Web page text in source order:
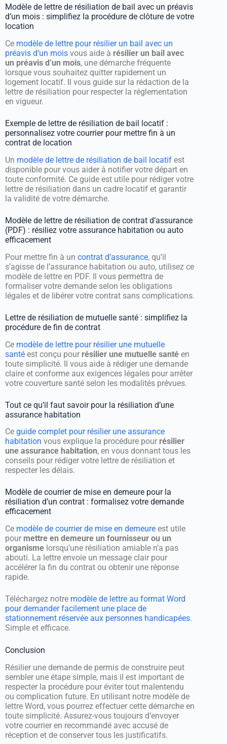
Modèle de lettre de résiliation de bail avec un préavis
d’un mois : simplifiez la procédure de clôture de votre
location
Ce modèle de lettre pour résilier un bail avec un
préavis d’un mois vous aide à résilier un bail avec
un préavis d’un mois, une démarche fréquente
lorsque vous souhaitez quitter rapidement un
logement locatif. Il vous guide sur la rédaction de la
lettre de résiliation pour respecter la réglementation
en vigueur.
Exemple de lettre de résiliation de bail locatif :
personnalisez votre courrier pour mettre fin à un
contrat de location
Un modèle de lettre de résiliation de bail locatif est
disponible pour vous aider à notifier votre départ en
toute conformité. Ce guide est utile pour rédiger votre
lettre de résiliation dans un cadre locatif et garantir
la validité de votre démarche.
Modèle de lettre de résiliation de contrat d’assurance
(PDF) : résiliez votre assurance habitation ou auto
efficacement
Pour mettre fin à un contrat d’assurance, qu’il
s’agisse de l’assurance habitation ou auto, utilisez ce
modèle de lettre en PDF. Il vous permettra de
formaliser votre demande selon les obligations
légales et de libérer votre contrat sans complications.
Lettre de résiliation de mutuelle santé : simplifiez la
procédure de fin de contrat
Ce modèle de lettre pour résilier une mutuelle
santé est conçu pour résilier une mutuelle santé en
toute simplicité. Il vous aide à rédiger une demande
claire et conforme aux exigences légales pour arrêter
votre couverture santé selon les modalités prévues.
Tout ce qu’il faut savoir pour la résiliation d’une
assurance habitation
Ce guide complet pour résilier une assurance
habitation vous explique la procédure pour résilier
une assurance habitation, en vous donnant tous les
conseils pour rédiger votre lettre de résiliation et
respecter les délais.
Modèle de courrier de mise en demeure pour la
résiliation d’un contrat : formalisez votre demande
efficacement
Ce modèle de courrier de mise en demeure est utile
pour mettre en demeure un fournisseur ou un
organisme lorsqu’une résiliation amiable n’a pas
abouti. La lettre envoie un message clair pour
accélérer la fin du contrat ou obtenir une réponse
rapide.
Téléchargez notre modèle de lettre au format Word
pour demander facilement une place de
stationnement réservée aux personnes handicapées.
Simple et efficace.
Conclusion
Résilier une demande de permis de construire peut
sembler une étape simple, mais il est important de
respecter la procédure pour éviter tout malentendu
ou complication future. En utilisant notre modèle de
lettre Word, vous pourrez effectuer cette démarche en
toute simplicité. Assurez-vous toujours d’envoyer
votre courrier en recommandé avec accusé de
réception et de conserver tous les justificatifs.